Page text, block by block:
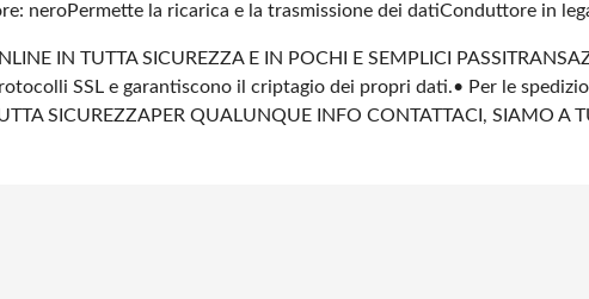
neroPermette la ricarica e la trasmissione dei datiConduttore in
IN TUTTA SICUREZZA E IN POCHI E SEMPLICI PASSI
SSL e garantiscono il criptagio dei propri dati.• Per le
SICUREZZAPER QUALUNQUE INFO CONTATTACI, SIAMO A